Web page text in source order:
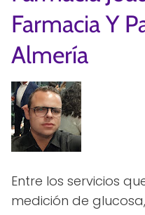
Farmacia Y
Almería
Entre los servicios
medición de